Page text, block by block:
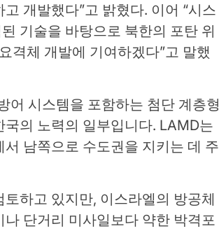
개발했다”고 밝혔다. 이어 “시스
기술을 바탕으로 북한의 포탄 위
격체 개발에 기여하겠다”고 말했
어 시스템을 포함하는 첨단 계층형
의 노력의 일부입니다. LAMD는
남쪽으로 수도권을 지키는 데 주
하고 있지만, 이스라엘의 방공체
단거리 미사일보다 약한 박격포